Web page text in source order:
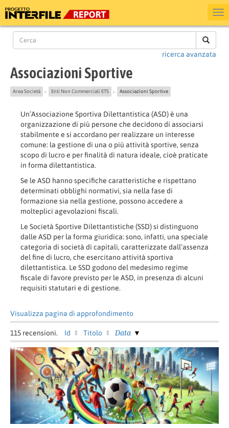
ricerca avanzata
Associazioni Sportive
Area Società ▶ Enti Non Commerciali ETS ▶ Associazioni Sportive
Un’Associazione Sportiva Dilettantistica (ASD) è una
organizzazione di più persone che decidono di associarsi
stabilmente e si accordano per realizzare un interesse
comune: la gestione di una o più attività sportive, senza
scopo di lucro e per finalità di natura ideale, cioè praticate
in forma dilettantistica.
Se le ASD hanno specifiche caratteristiche e rispettano
determinati obblighi normativi, sia nella fase di
formazione sia nella gestione, possono accedere a
molteplici agevolazioni fiscali.
Le Società Sportive Dilettantistiche (SSD) si distinguono
dalle ASD per la forma giuridica: sono, infatti, una speciale
categoria di società di capitali, caratterizzate dall’assenza
del fine di lucro, che esercitano attività sportiva
dilettantistica. Le SSD godono del medesimo regime
fiscale di favore previsto per le ASD, in presenza di alcuni
requisiti statutari e di gestione.
Visualizza pagina di approfondimento
115 recensioni. Id Titolo Data